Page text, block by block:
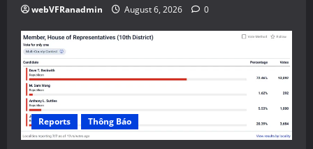
webVFRanadmin August 6, 2026 0
Reports Thông Báo